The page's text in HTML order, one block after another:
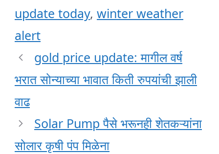
update today, winter weather
alert
gold price update: मागील वर्ष
भरात सोन्याच्या भावात किती रुपयांची झाली
वाढ
Solar Pump पैसे भरूनही शेतकऱ्यांना
सोलार कृषी पंप मिळेना